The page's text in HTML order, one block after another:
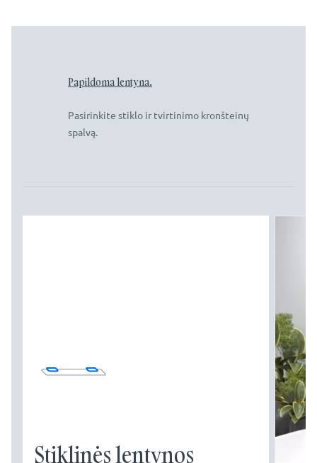
Papildoma lentyna.
Pasirinkite stiklo ir tvirtinimo kronšteinų
spalvą.
Stiklinės lentynos